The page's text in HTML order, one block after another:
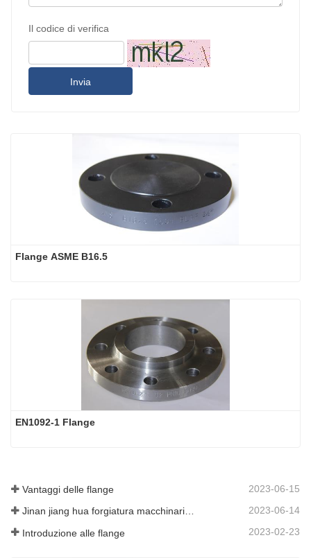
Il codice di verifica
Invia
Flange ASME B16.5
EN1092-1 Flange
Vantaggi delle flange 2023-06-15
Jinan jiang hua forgiatura macchinari co., ltd 2023-06-14
Introduzione alle flange 2023-02-23